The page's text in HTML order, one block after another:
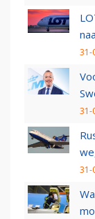
31-
31-
31-